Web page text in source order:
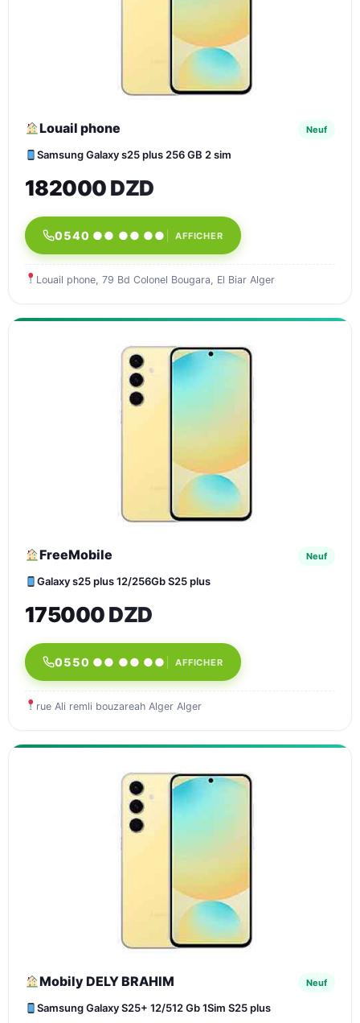
Louail phone Neuf
Samsung Galaxy s25 plus 256 GB 2 sim
182000 DZD
0540 ●● ●● ●● AFFICHER
Louail phone, 79 Bd Colonel Bougara, El Biar Alger
FreeMobile Neuf
Galaxy s25 plus 12/256Gb S25 plus
175000 DZD
0550 ●● ●● ●● AFFICHER
rue Ali remli bouzareah Alger Alger
Mobily DELY BRAHIM Neuf
Samsung Galaxy S25+ 12/512 Gb 1Sim S25 plus